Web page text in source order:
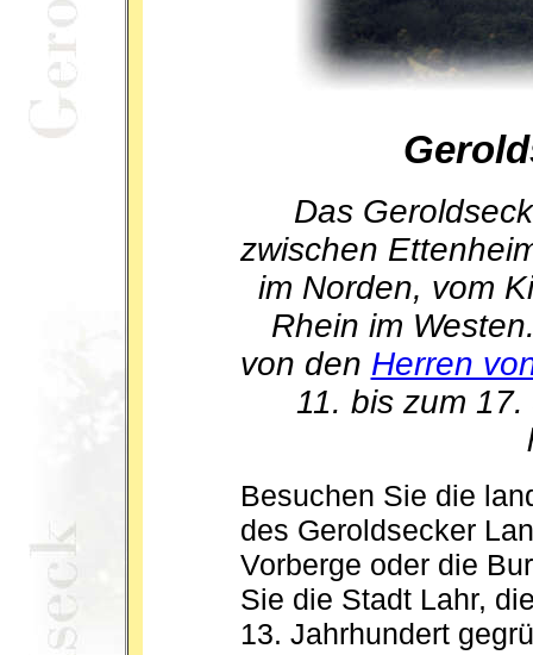
Das
zwischen
im Norden, vom
Rhein im
von den Herren
11. bis zum
Besuchen Sie die
des Geroldsecker
Vorberge oder die
Sie die Stadt Lahr,
13. Jahrhundert